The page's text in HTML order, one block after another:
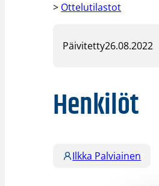
> Ottelutilastot
Päivitetty26.08.2022
Henkilöt
Ilkka Palviainen